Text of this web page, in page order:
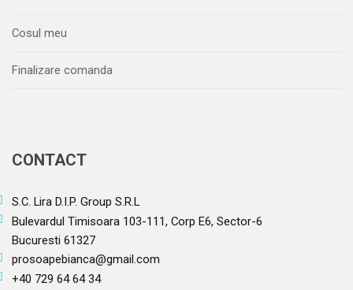
Cosul meu
Finalizare comanda
CONTACT
S.C. Lira D.I.P. Group S.R.L
Bulevardul Timisoara 103-111, Corp E6, Sector-6
Bucuresti 61327
prosoapebianca@gmail.com
+40 729 64 64 34